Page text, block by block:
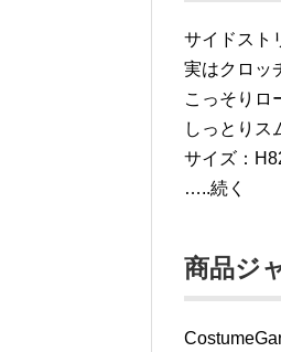
サイドスト
実はクロッ
こっそりロ
しっとりス
サイズ：
…..続く
商品ジ